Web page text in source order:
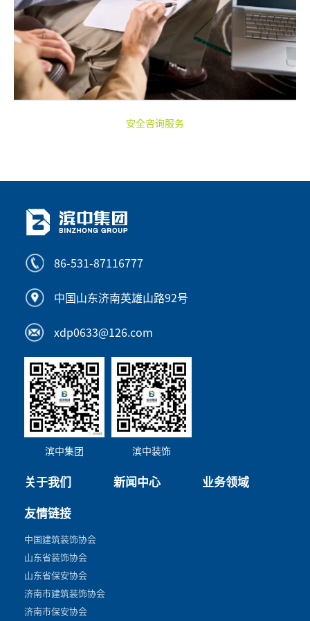
安全咨询服务
86-531-87116777
中国山东济南英雄山路92号
xdp0633@126.com
滨中集团 滨中装饰
关于我们 新闻中心 业务领域
友情链接
中国建筑装饰协会
山东省装饰协会
山东省保安协会
济南市建筑装饰协会
济南市保安协会